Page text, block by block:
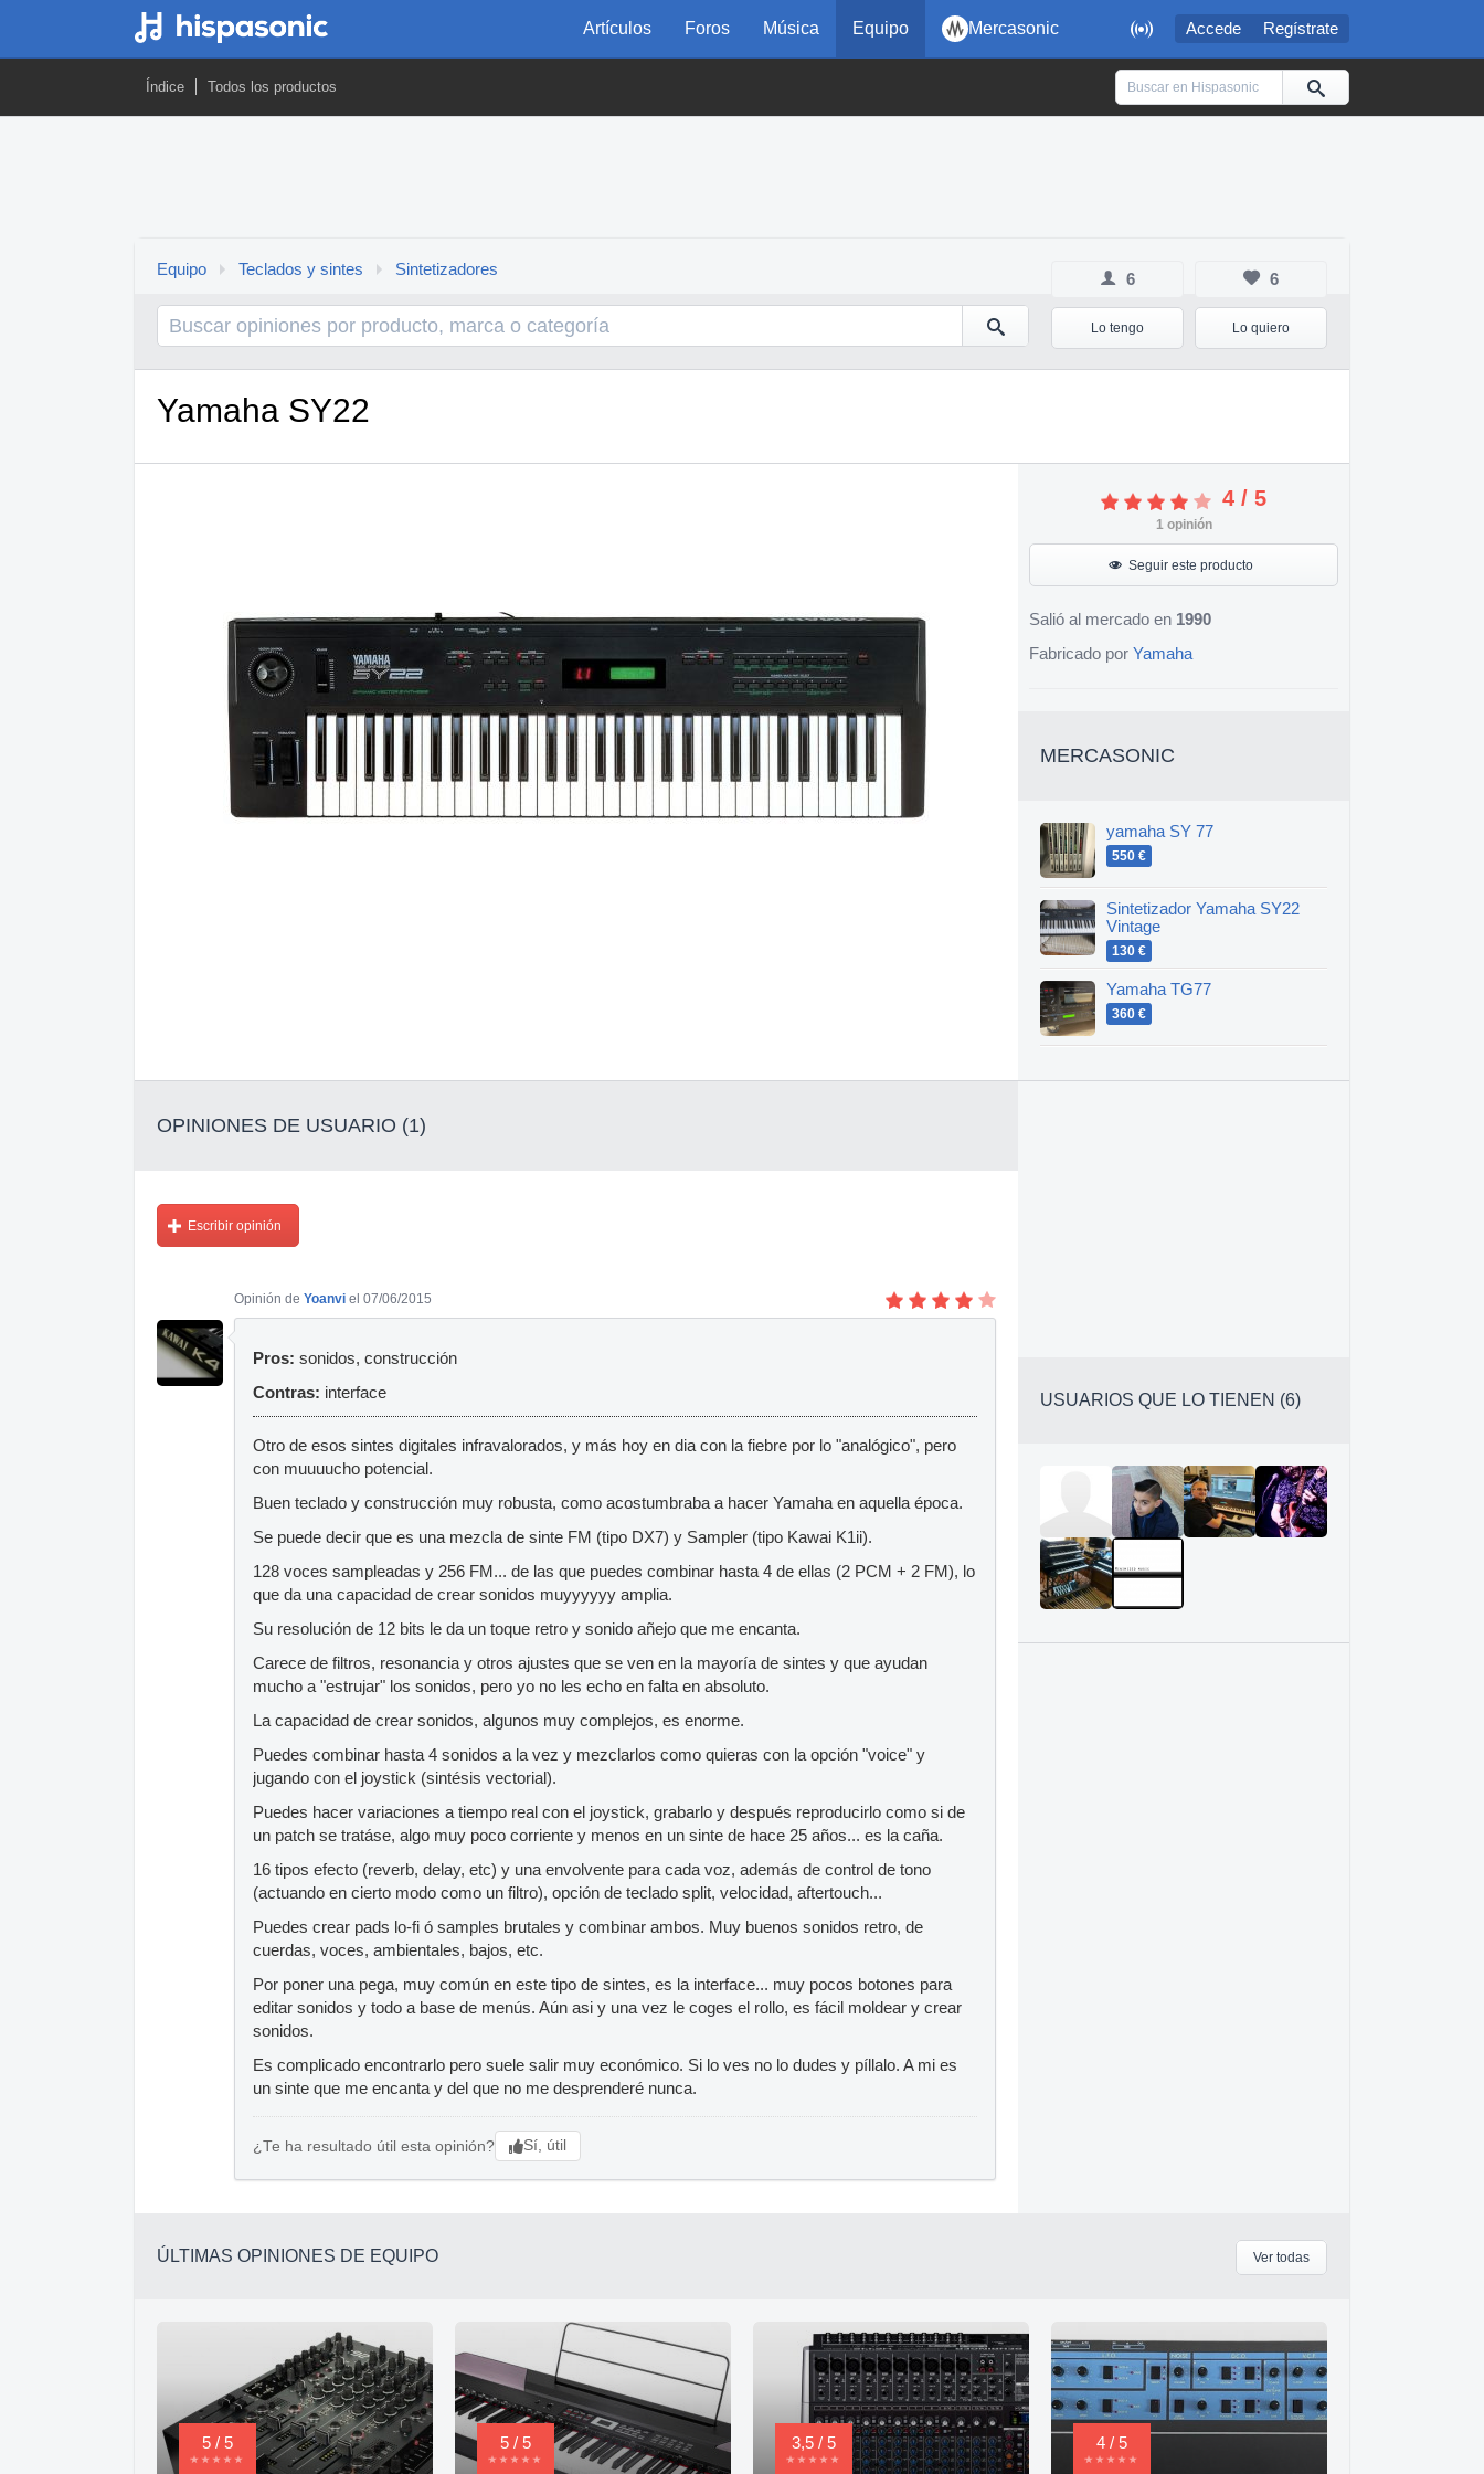
 Accede Regístrate
Artículos Foros Música Equipo Mercasonic
Índice Todos los productos
6
Lo tengo
6
Lo quiero
Equipo Teclados y sintes Sintetizadores
Yamaha SY22
4 / 5
1opinión
Seguir este producto
Salió al mercado en 1990
Fabricado por Yamaha
MERCASONIC
yamaha SY 77
550 €
Sintetizador Yamaha SY22
Vintage
130 €
Yamaha TG77
360 €
OPINIONES DE USUARIO (1)
Escribir opinión
Opinión de Yoanvi el 07/06/2015
Pros: sonidos, construcción
Contras: interface
Otro de esos sintes digitales infravalorados, y más hoy en dia con la fiebre por lo "analógico", pero
con muuuucho potencial.
Buen teclado y construcción muy robusta, como acostumbraba a hacer Yamaha en aquella época.
Se puede decir que es una mezcla de sinte FM (tipo DX7) y Sampler (tipo Kawai K1ii).
128 voces sampleadas y 256 FM... de las que puedes combinar hasta 4 de ellas (2 PCM + 2 FM), lo
que da una capacidad de crear sonidos muyyyyyy amplia.
Su resolución de 12 bits le da un toque retro y sonido añejo que me encanta.
Carece de filtros, resonancia y otros ajustes que se ven en la mayoría de sintes y que ayudan
mucho a "estrujar" los sonidos, pero yo no les echo en falta en absoluto.
La capacidad de crear sonidos, algunos muy complejos, es enorme.
Puedes combinar hasta 4 sonidos a la vez y mezclarlos como quieras con la opción "voice" y
jugando con el joystick (sintésis vectorial).
Puedes hacer variaciones a tiempo real con el joystick, grabarlo y después reproducirlo como si de
un patch se tratáse, algo muy poco corriente y menos en un sinte de hace 25 años... es la caña.
16 tipos efecto (reverb, delay, etc) y una envolvente para cada voz, además de control de tono
(actuando en cierto modo como un filtro), opción de teclado split, velocidad, aftertouch...
Puedes crear pads lo-fi ó samples brutales y combinar ambos. Muy buenos sonidos retro, de
cuerdas, voces, ambientales, bajos, etc.
Por poner una pega, muy común en este tipo de sintes, es la interface... muy pocos botones para
editar sonidos y todo a base de menús. Aún asi y una vez le coges el rollo, es fácil moldear y crear
sonidos.
Es complicado encontrarlo pero suele salir muy económico. Si lo ves no lo dudes y píllalo. A mi es
un sinte que me encanta y del que no me desprenderé nunca.
¿Te ha resultado útil esta opinión? Sí, útil
USUARIOS QUE LO TIENEN (6)
ÚLTIMAS OPINIONES DE EQUIPO Ver todas
5 / 5 5 / 5 3,5 / 5 4 / 5